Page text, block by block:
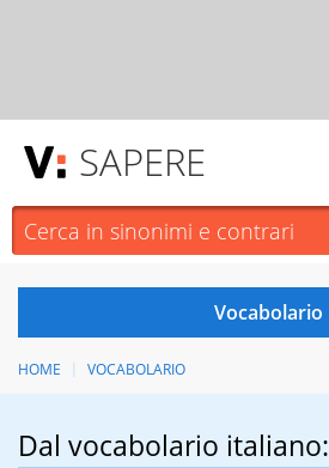
SAPERE
HOME VOCABOLARIO
Dal vocabolario italiano: